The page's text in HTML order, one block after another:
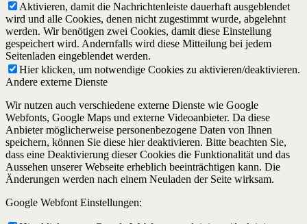
Aktivieren, damit die Nachrichtenleiste dauerhaft ausgeblendet
wird und alle Cookies, denen nicht zugestimmt wurde, abgelehnt
werden. Wir benötigen zwei Cookies, damit diese Einstellung
gespeichert wird. Andernfalls wird diese Mitteilung bei jedem
Seitenladen eingeblendet werden.
Hier klicken, um notwendige Cookies zu aktivieren/deaktivieren.
Andere externe Dienste
Wir nutzen auch verschiedene externe Dienste wie Google
Webfonts, Google Maps und externe Videoanbieter. Da diese
Anbieter möglicherweise personenbezogene Daten von Ihnen
speichern, können Sie diese hier deaktivieren. Bitte beachten Sie,
dass eine Deaktivierung dieser Cookies die Funktionalität und das
Aussehen unserer Webseite erheblich beeinträchtigen kann. Die
Änderungen werden nach einem Neuladen der Seite wirksam.
Google Webfont Einstellungen: